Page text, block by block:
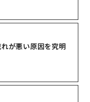
が悪い原因を究明